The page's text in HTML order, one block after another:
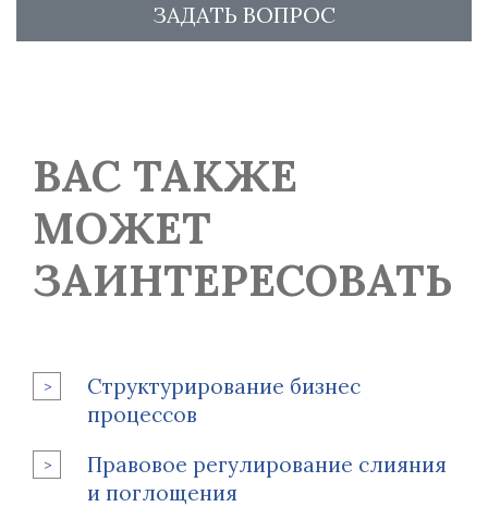
ЗАДАТЬ ВОПРОС
ВАС ТАКЖЕ
МОЖЕТ
ЗАИНТЕРЕСОВАТЬ
Структурирование бизнес
процессов
Правовое регулирование слияния
и поглощения